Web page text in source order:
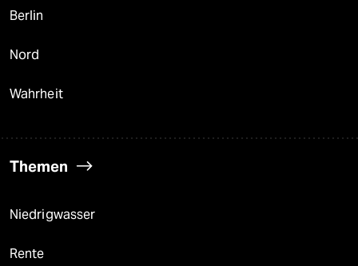
Berlin
Nord
Wahrheit
Themen
Niedrigwasser
Rente